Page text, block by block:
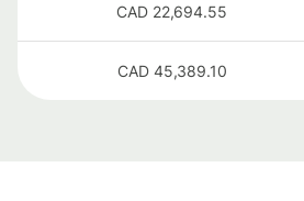
22,694.55
CAD
45,389.10
CAD